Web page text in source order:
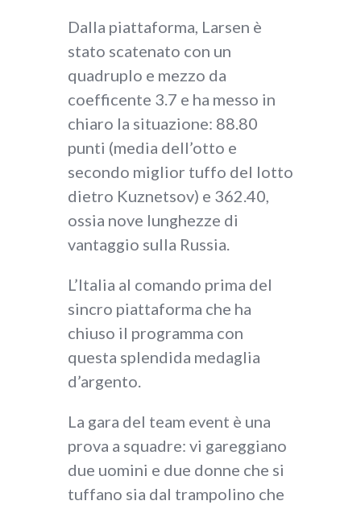
Dalla piattaforma, Larsen è
stato scatenato con un
quadruplo e mezzo da
coefficente 3.7 e ha messo in
chiaro la situazione: 88.80
punti (media dell’otto e
secondo miglior tuffo del lotto
dietro Kuznetsov) e 362.40,
ossia nove lunghezze di
vantaggio sulla Russia.
L’Italia al comando prima del
sincro piattaforma che ha
chiuso il programma con
questa splendida medaglia
d’argento.
La gara del team event è una
prova a squadre: vi gareggiano
due uomini e due donne che si
tuffano sia dal trampolino che